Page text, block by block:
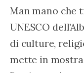
Man mano che
UNESCO
di culture,
mette in